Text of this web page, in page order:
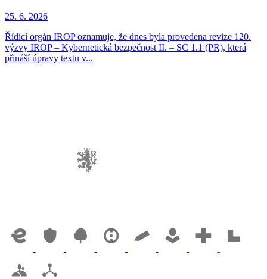
25. 6. 2026
Řídicí orgán IROP oznamuje, že dnes byla provedena revize 120.
výzvy IROP – Kybernetická bezpečnost II. – SC 1.1 (PR), která
přináší úpravy textu v...